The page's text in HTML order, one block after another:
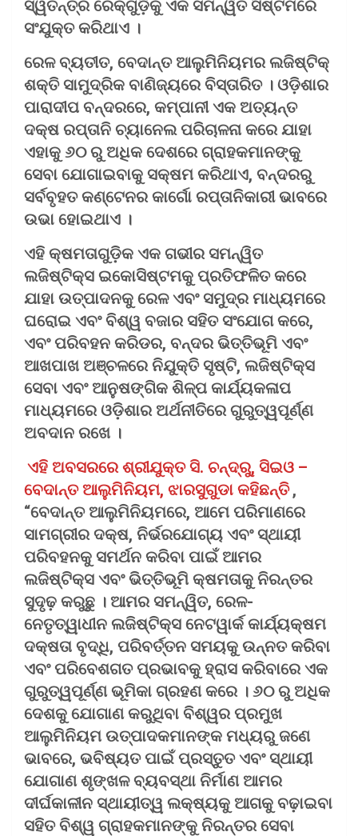
ସ୍ୱତନ୍ତ୍ର ରେକ୍ଗୁଡ଼ିକୁ ଏକ ସମନ୍ୱିତ ସିଷ୍ଟମରେ
ସଂଯୁକ୍ତ କରିଥାଏ ।
ରେଳ ବ୍ୟତୀତ, ବେଦାନ୍ତ ଆଲୁମିନିୟମର ଲଜିଷ୍ଟିକ୍
ଶକ୍ତି ସାମୁଦ୍ରିକ ବାଣିଜ୍ୟରେ ବିସ୍ତାରିତ । ଓଡ଼ିଶାର
ପାରାଦୀପ ବନ୍ଦରରେ, କମ୍ପାନୀ ଏକ ଅତ୍ୟନ୍ତ
ଦକ୍ଷ ରପ୍ତାନି ଚ୍ୟାନେଲ ପରିଚାଳନା କରେ ଯାହା
ଏହାକୁ ୬୦ ରୁ ଅଧିକ ଦେଶରେ ଗ୍ରାହକମାନଙ୍କୁ
ସେବା ଯୋଗାଇବାକୁ ସକ୍ଷମ କରିଥାଏ, ବନ୍ଦରରୁ
ସର୍ବବୃହତ କଣ୍ଟେନର କାର୍ଗୋ ରପ୍ତାନିକାରୀ ଭାବରେ
ଉଭା ହୋଇଥାଏ ।
ଏହି କ୍ଷମତାଗୁଡ଼ିକ ଏକ ଗଭୀର ସମନ୍ୱିତ
ଲଜିଷ୍ଟିକ୍ସ ଇକୋସିଷ୍ଟମକୁ ପ୍ରତିଫଳିତ କରେ
ଯାହା ଉତ୍ପାଦନକୁ ରେଳ ଏବଂ ସମୁଦ୍ର ମାଧ୍ୟମରେ
ଘରୋଇ ଏବଂ ବିଶ୍ୱ ବଜାର ସହିତ ସଂଯୋଗ କରେ,
ଏବଂ ପରିବହନ କରିଡର, ବନ୍ଦର ଭିତ୍ତିଭୂମି ଏବଂ
ଆଖପାଖ ଅଞ୍ଚଳରେ ନିଯୁକ୍ତି ସୃଷ୍ଟି, ଲଜିଷ୍ଟିକ୍ସ
ସେବା ଏବଂ ଆନୁଷଙ୍ଗିକ ଶିଳ୍ପ କାର୍ଯ୍ୟକଳାପ
ମାଧ୍ୟମରେ ଓଡ଼ିଶାର ଅର୍ଥନୀତିରେ ଗୁରୁତ୍ୱପୂର୍ଣ୍ଣ
ଅବଦାନ ରଖେ ।
ଏହି ଅବସରରେ ଶ୍ରୀଯୁକ୍ତ ସି. ଚନ୍ଦ୍ରୁ, ସିଇଓ –
ବେଦାନ୍ତ ଆଲୁମିନିୟମ, ଝାରସୁଗୁଡା କହିଛନ୍ତି ,
“ବେଦାନ୍ତ ଆଲୁମିନିୟମରେ, ଆମେ ପରିମାଣରେ
ସାମଗ୍ରୀର ଦକ୍ଷ, ନିର୍ଭରଯୋଗ୍ୟ ଏବଂ ସ୍ଥାୟୀ
ପରିବହନକୁ ସମର୍ଥନ କରିବା ପାଇଁ ଆମର
ଲଜିଷ୍ଟିକ୍ସ ଏବଂ ଭିତ୍ତିଭୂମି କ୍ଷମତାକୁ ନିରନ୍ତର
ସୁଦୃଢ଼ କରୁଛୁ । ଆମର ସମନ୍ୱିତ, ରେଳ-
ନେତୃତ୍ୱାଧୀନ ଲଜିଷ୍ଟିକ୍ସ ନେଟୱାର୍କ କାର୍ଯ୍ୟକ୍ଷମ
ଦକ୍ଷତା ବୃଦ୍ଧି, ପରିବର୍ତ୍ତନ ସମୟକୁ ଉନ୍ନତ କରିବା
ଏବଂ ପରିବେଶଗତ ପ୍ରଭାବକୁ ହ୍ରାସ କରିବାରେ ଏକ
ଗୁରୁତ୍ୱପୂର୍ଣ୍ଣ ଭୂମିକା ଗ୍ରହଣ କରେ । ୬୦ ରୁ ଅଧିକ
ଦେଶକୁ ଯୋଗାଣ କରୁଥିବା ବିଶ୍ୱର ପ୍ରମୁଖ
ଆଲୁମିନିୟମ ଉତ୍ପାଦକମାନଙ୍କ ମଧ୍ୟରୁ ଜଣେ
ଭାବରେ, ଭବିଷ୍ୟତ ପାଇଁ ପ୍ରସ୍ତୁତ ଏବଂ ସ୍ଥାୟୀ
ଯୋଗାଣ ଶୃଙ୍ଖଳ ବ୍ୟବସ୍ଥା ନିର୍ମାଣ ଆମର
ଦୀର୍ଘକାଳୀନ ସ୍ଥାୟୀତ୍ୱ ଲକ୍ଷ୍ୟକୁ ଆଗକୁ ବଢ଼ାଇବା
ସହିତ ବିଶ୍ୱ ଗ୍ରାହକମାନଙ୍କୁ ନିରନ୍ତର ସେବା